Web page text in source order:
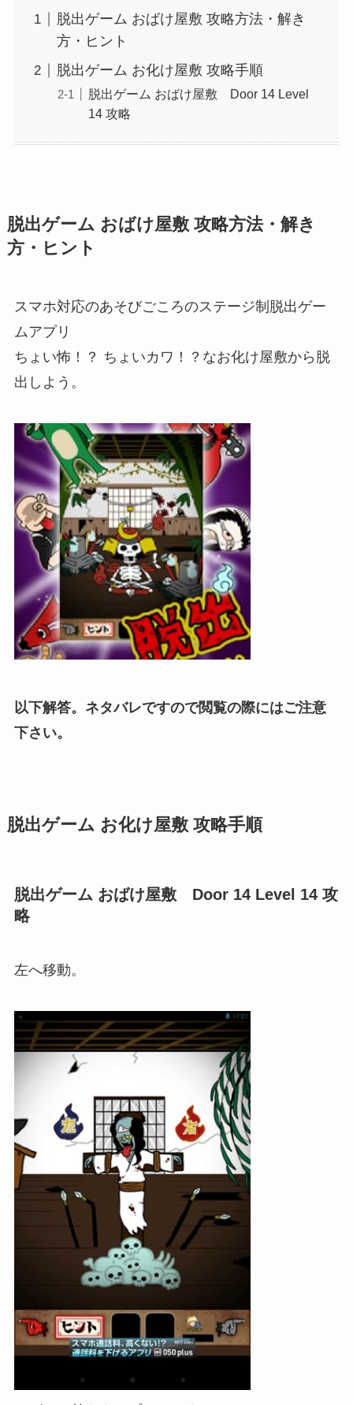
脱出ゲーム おばけ屋敷 攻略方法・解き
方・ヒント
脱出ゲーム お化け屋敷 攻略手順
脱出ゲーム おばけ屋敷 Door 14 Level
14 攻略
脱出ゲーム おばけ屋敷 攻略方法・解き
方・ヒント
スマホ対応のあそびごころのステージ制脱出ゲー
ムアプリ
ちょい怖！？ ちょいカワ！？なお化け屋敷から脱
出しよう。
以下解答。ネタバレですので閲覧の際にはご注意
下さい。
脱出ゲーム お化け屋敷 攻略手順
脱出ゲーム おばけ屋敷 Door 14 Level 14 攻
略
左へ移動。